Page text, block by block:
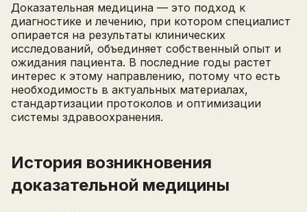
Доказательная медицина — это подход к
диагностике и лечению, при котором специалист
опирается на результаты клинических
исследований, объединяет собственный опыт и
ожидания пациента. В последние годы растет
интерес к этому направлению, потому что есть
необходимость в актуальных материалах,
стандартизации протоколов и оптимизации
системы здравоохранения.
История возникновения
доказательной медицины